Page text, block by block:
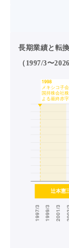
長期業績と転
（1997/3〜